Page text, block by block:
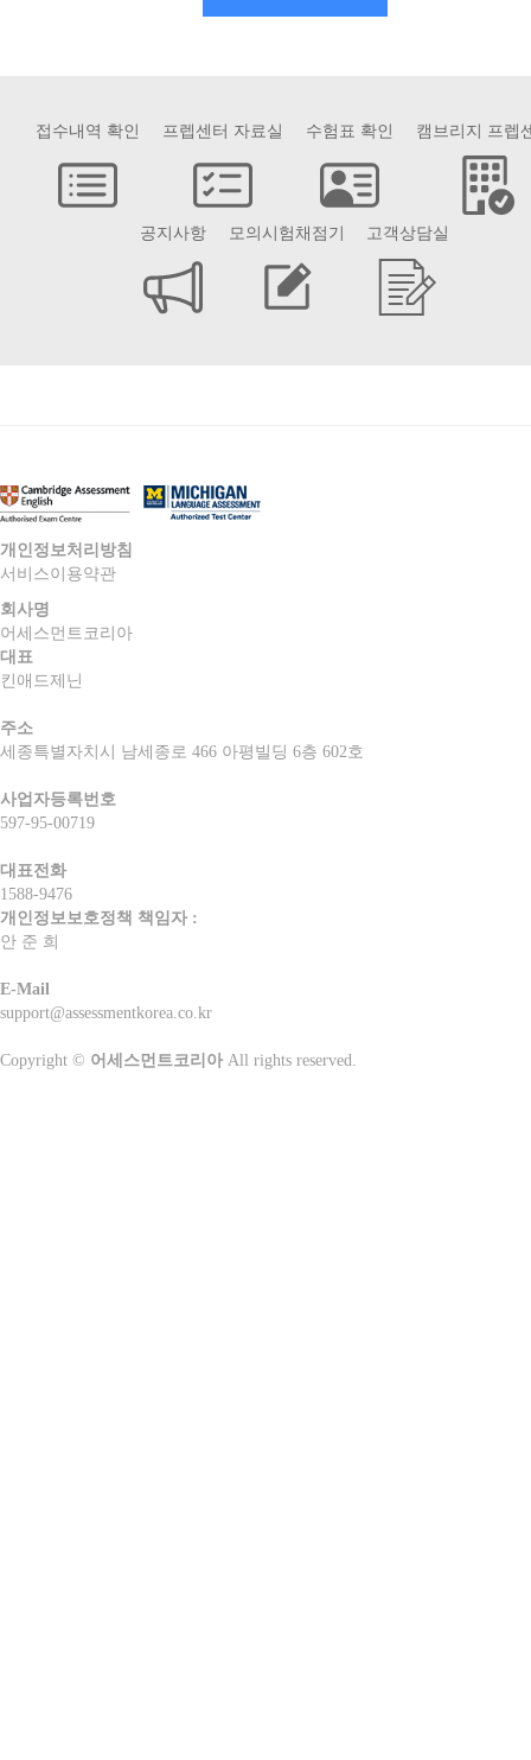
접수내역 확인 프렙센터 자료실 수험표 확인 캠브리지 프렙
공지사항 모의시험채점기 고객상담실
개인정보처리방침
서비스이용약관
회사명
어세스먼트코리아
대표
킨애드제닌
주소
세종특별자치시 남세종로 466 아평빌딩 6층 602호
사업자등록번호
597-95-00719
대표전화
1588-9476
개인정보보호정책 책임자 :
안 준 희
E-Mail
support@assessmentkorea.co.kr
Copyright © 어세스먼트코리아 All rights reserved.